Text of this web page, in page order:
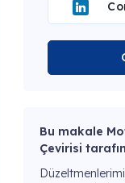
Bu makale
Çevirisi